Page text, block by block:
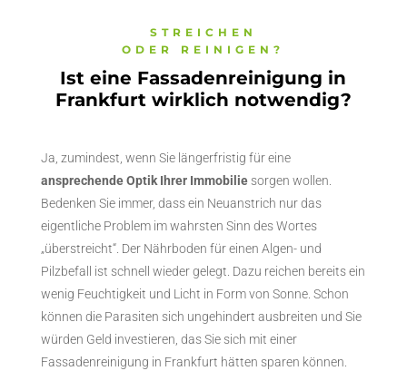
STREICHEN
ODER REINIGEN?
Ist eine Fassadenreinigung in
Frankfurt wirklich notwendig?
Ja, zumindest, wenn Sie längerfristig für eine
ansprechende Optik Ihrer Immobiliesorgen wollen.
Bedenken Sie immer, dass ein Neuanstrich nur das
eigentliche Problem im wahrsten Sinn des Wortes
„überstreicht“. Der Nährboden für einen Algen- und
Pilzbefall ist schnell wieder gelegt. Dazu reichen bereits ein
wenig Feuchtigkeit und Licht in Form von Sonne. Schon
können die Parasiten sich ungehindert ausbreiten und Sie
würden Geld investieren, das Sie sich mit einer
Fassadenreinigung in Frankfurt hätten sparen können.